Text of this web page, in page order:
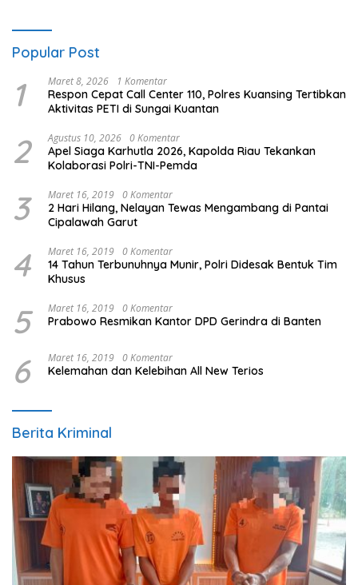
Popular Post
1 Maret 8, 2026 1 Komentar
Respon Cepat Call Center 110, Polres Kuansing Tertibkan
Aktivitas PETI di Sungai Kuantan
2 Agustus 10, 2026 0 Komentar
Apel Siaga Karhutla 2026, Kapolda Riau Tekankan
Kolaborasi Polri-TNI-Pemda
3 Maret 16, 2019 0 Komentar
2 Hari Hilang, Nelayan Tewas Mengambang di Pantai
Cipalawah Garut
4 Maret 16, 2019 0 Komentar
14 Tahun Terbunuhnya Munir, Polri Didesak Bentuk Tim
Khusus
5 Maret 16, 2019 0 Komentar
Prabowo Resmikan Kantor DPD Gerindra di Banten
6 Maret 16, 2019 0 Komentar
Kelemahan dan Kelebihan All New Terios
Berita Kriminal